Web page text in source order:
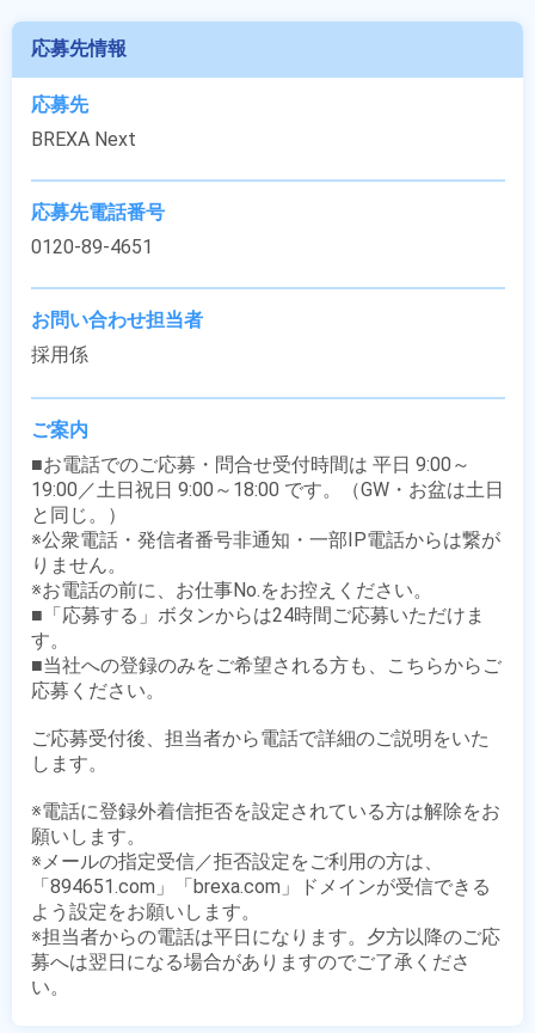
応募先情報
応募先
BREXA Next
応募先電話番号
0120-89-4651
お問い合わせ担当者
採用係
ご案内
■お電話でのご応募・問合せ受付時間は 平日 9:00～
19:00／土日祝日 9:00～18:00 です。（GW・お盆は土日
と同じ。）
※公衆電話・発信者番号非通知・一部IP電話からは繋が
りません。
※お電話の前に、お仕事No.をお控えください。
■「応募する」ボタンからは24時間ご応募いただけま
す。
■当社への登録のみをご希望される方も、こちらからご
応募ください。
ご応募受付後、担当者から電話で詳細のご説明をいた
します。
※電話に登録外着信拒否を設定されている方は解除をお
願いします。
※メールの指定受信／拒否設定をご利用の方は、
「894651.com」「brexa.com」ドメインが受信できる
よう設定をお願いします。
※担当者からの電話は平日になります。夕方以降のご応
募へは翌日になる場合がありますのでご了承くださ